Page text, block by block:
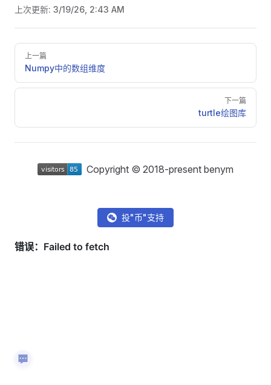
上次更新: 3/19/26, 2:43 AM
Pager
上一篇
Numpy中的数组维度
下一篇
turtle绘图库
Copyright © 2018-present benym
投"币"支持